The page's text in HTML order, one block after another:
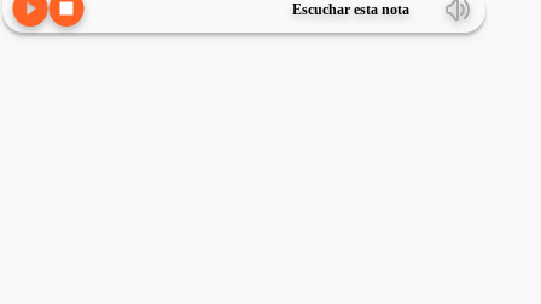
Escuchar esta nota